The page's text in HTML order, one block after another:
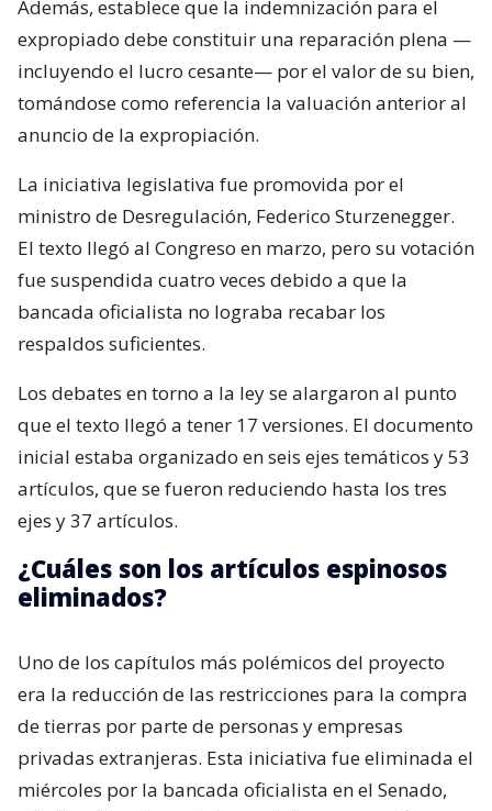
Además, establece que la indemnización para el
expropiado debe constituir una reparación plena —
incluyendo el lucro cesante— por el valor de su bien,
tomándose como referencia la valuación anterior al
anuncio de la expropiación.
La iniciativa legislativa fue promovida por el
ministro de Desregulación, Federico Sturzenegger.
El texto llegó al Congreso en marzo, pero su votación
fue suspendida cuatro veces debido a que la
bancada oficialista no lograba recabar los
respaldos suficientes.
Los debates en torno a la ley se alargaron al punto
que el texto llegó a tener 17 versiones. El documento
inicial estaba organizado en seis ejes temáticos y 53
artículos, que se fueron reduciendo hasta los tres
ejes y 37 artículos.
¿Cuáles son los artículos espinosos
eliminados?
Uno de los capítulos más polémicos del proyecto
era la reducción de las restricciones para la compra
de tierras por parte de personas y empresas
privadas extranjeras. Esta iniciativa fue eliminada el
miércoles por la bancada oficialista en el Senado,